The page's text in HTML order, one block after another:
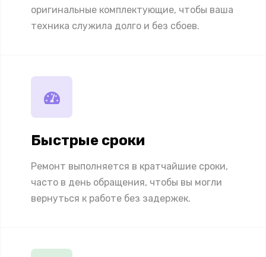
оригинальные комплектующие, чтобы ваша
техника служила долго и без сбоев.
Быстрые сроки
Ремонт выполняется в кратчайшие сроки,
часто в день обращения, чтобы вы могли
вернуться к работе без задержек.